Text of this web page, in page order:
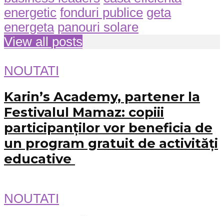
energetic fonduri publice geta
energeta panouri solare
View all posts
NOUTATI
Karin’s Academy, partener la
Festivalul Mamaz: copiii
participanților vor beneficia de
un program gratuit de activități
educative
NOUTATI